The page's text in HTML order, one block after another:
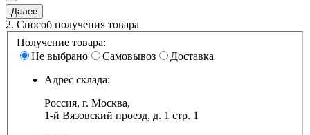
2. Способ получения товара
Получение товара:
Не выбрано
Самовывоз
Доставка
Адрес склада:
Россия, г. Москва,
1-й Вязовский проезд, д. 1 стр. 1